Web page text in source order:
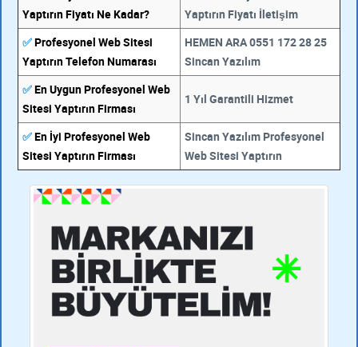
Yaptırın Fiyatı Ne Kadar?
Yaptırın Fiyatı İletişim
✅Profesyonel Web Sitesi
Yaptırın Telefon Numarası
HEMEN ARA 0551 172 28 25
Sincan Yazılım
✅En Uygun Profesyonel Web
Sitesi Yaptırın Firması
1 Yıl Garantili Hizmet
✅En İyi Profesyonel Web
Sitesi Yaptırın Firması
Sincan Yazılım Profesyonel
Web Sitesi Yaptırın